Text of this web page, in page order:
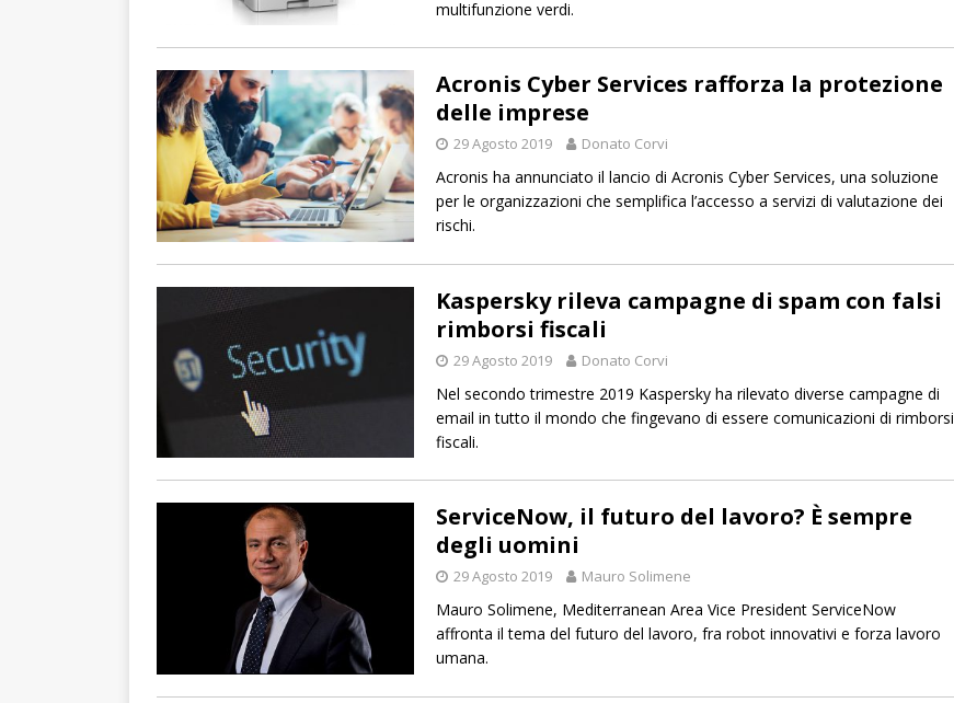
multifunzione verdi.
Acronis Cyber Services rafforza la protezione
delle imprese
29 Agosto 2019 Donato Corvi
Acronis ha annunciato il lancio di Acronis Cyber Services, una soluzione
per le organizzazioni che semplifica l’accesso a servizi di valutazione dei
rischi.
Kaspersky rileva campagne di spam con falsi
rimborsi fiscali
29 Agosto 2019 Donato Corvi
Nel secondo trimestre 2019 Kaspersky ha rilevato diverse campagne di
email in tutto il mondo che fingevano di essere comunicazioni di rimborsi
fiscali.
ServiceNow, il futuro del lavoro? È sempre
degli uomini
29 Agosto 2019 Mauro Solimene
Mauro Solimene, Mediterranean Area Vice President ServiceNow
affronta il tema del futuro del lavoro, fra robot innovativi e forza lavoro
umana.